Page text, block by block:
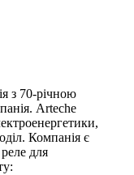
з 70-річною
Arteche
Компанія є
для